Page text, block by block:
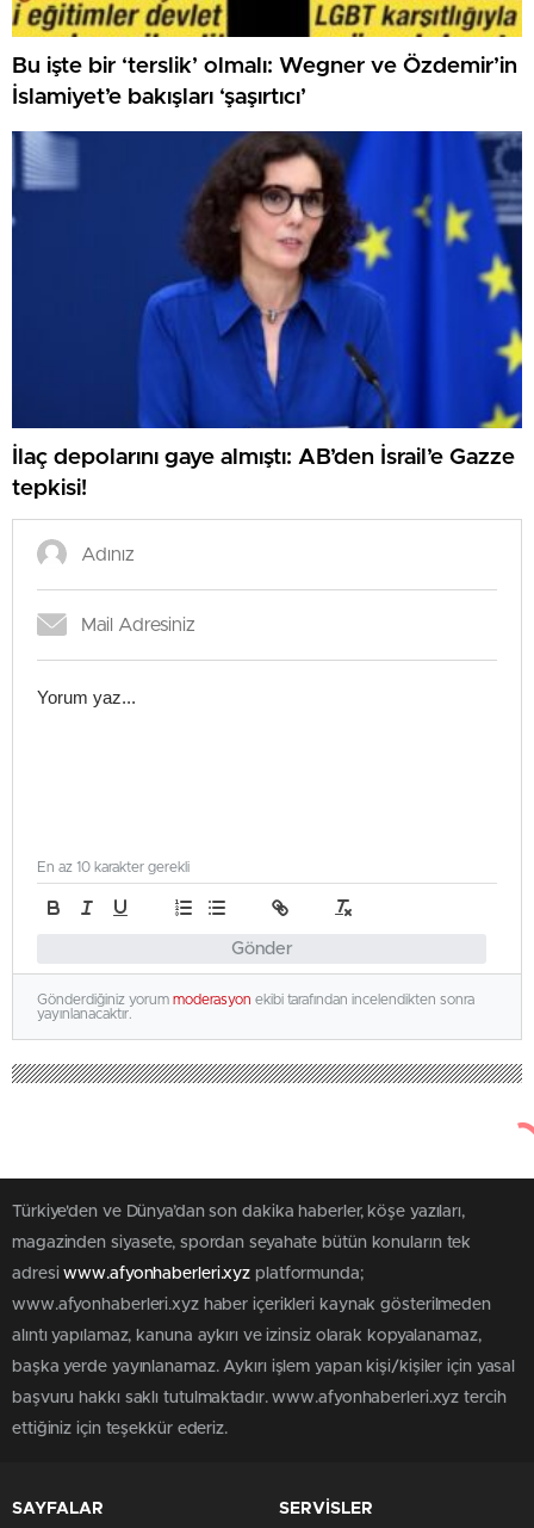
Bu işte bir ‘terslik’ olmalı: Wegner ve Özdemir’in
İslamiyet’e bakışları ‘şaşırtıcı’
İlaç depolarını gaye almıştı: AB’den İsrail’e Gazze
tepkisi!
Gönder
En az 10 karakter gerekli
Gönderdiğiniz yorum moderasyon ekibi tarafından incelendikten sonra
yayınlanacaktır.
Türkiye'den ve Dünya’dan son dakika haberler, köşe yazıları,
magazinden siyasete, spordan seyahate bütün konuların tek
adresiwww.afyonhaberleri.xyz platformunda;
www.afyonhaberleri.xyz haber içerikleri kaynak gösterilmeden
alıntı yapılamaz, kanuna aykırı ve izinsiz olarak kopyalanamaz,
başka yerde yayınlanamaz. Aykırı işlem yapan kişi/kişiler için yasal
başvuru hakkı saklı tutulmaktadır. www.afyonhaberleri.xyz tercih
ettiğiniz için teşekkür ederiz.
SAYFALAR SERVİSLER